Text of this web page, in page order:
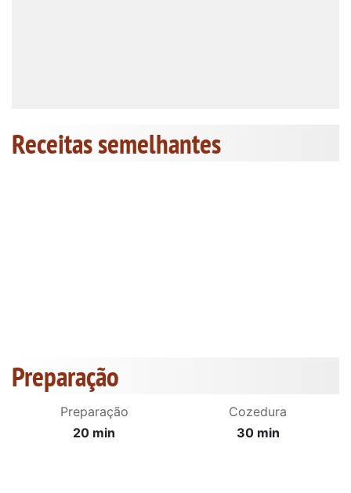
Receitas semelhantes
Preparação
Preparação
20 min
Cozedura
30 min